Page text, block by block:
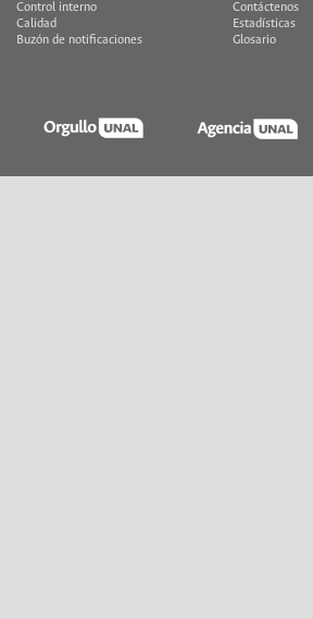
Control interno
Calidad
Buzón de notificaciones
Contáctenos
Estadísticas
Glosario